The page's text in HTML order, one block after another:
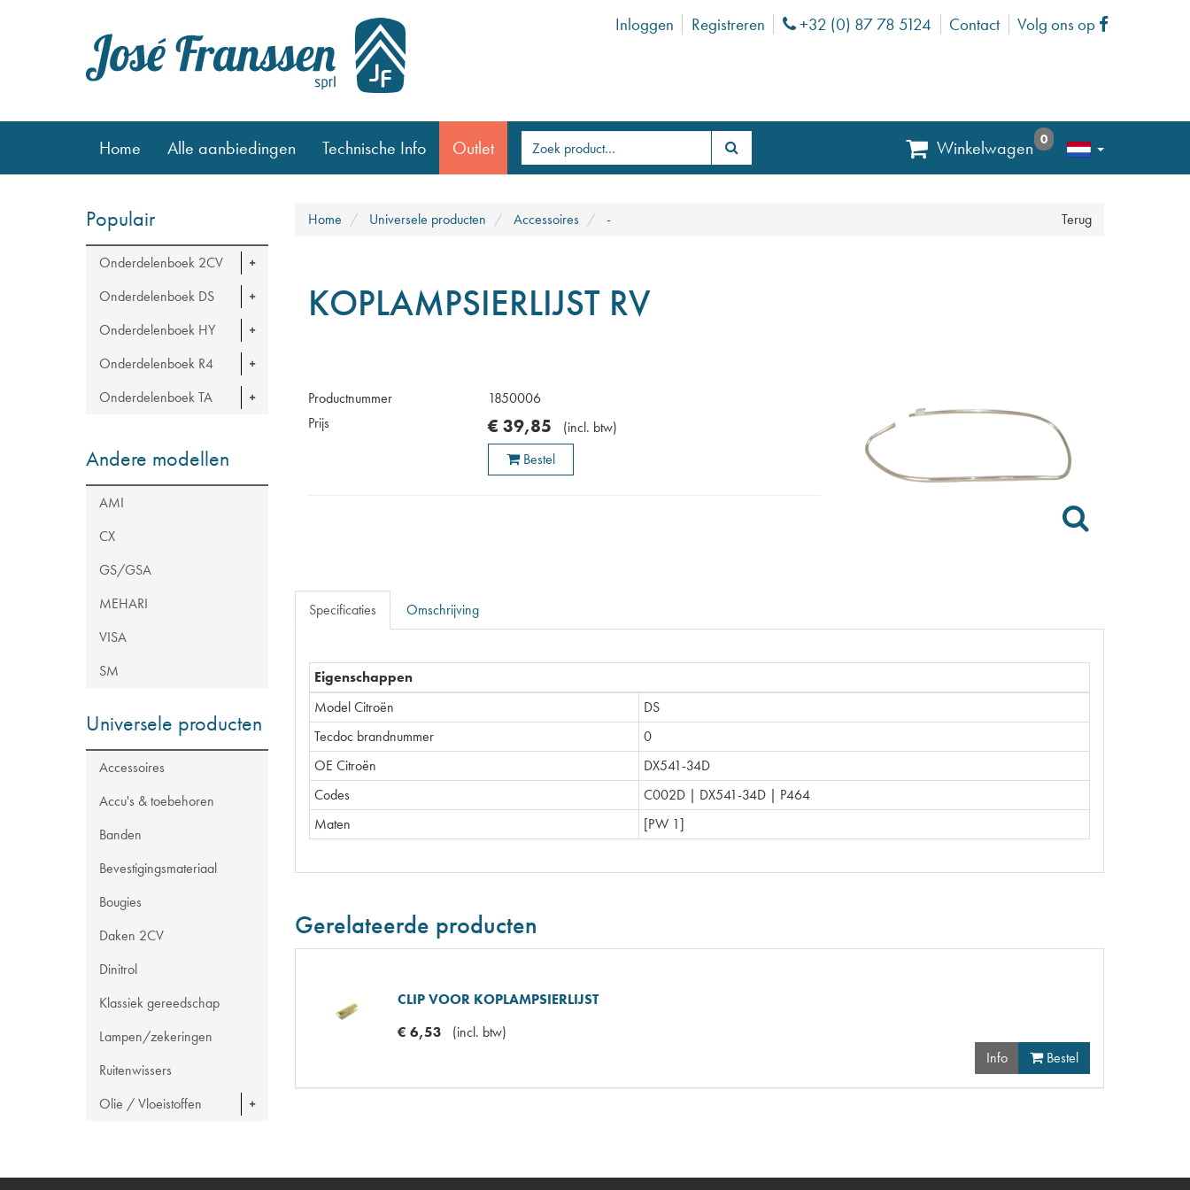
Inloggen Registreren Phone
+32 (0) 87 78 5124 Contact Volg ons op Facebook
Home Alle aanbiedingen Technische Info Outlet Winkelwagen 0
Populair
Onderdelenboek 2CV
Onderdelenboek DS
Onderdelenboek HY
Onderdelenboek R4
Onderdelenboek TA
Andere modellen
AMI
CX
GS/GSA
MEHARI
VISA
SM
Universele producten
Accessoires
Accu's & toebehoren
Banden
Bevestigingsmateriaal
Bougies
Daken 2CV
Dinitrol
Klassiek gereedschap
Lampen/zekeringen
Ruitenwissers
Olie / Vloeistoffen
Terug
Home Universele producten Accessoires -
KOPLAMPSIERLIJST RV
Productnummer
1850006
Prijs
€ 39,85 (incl. btw)
Bestel
Specificaties Omschrijving
Eigenschappen
Model Citroën
DS
Tecdoc brandnummer
0
OE Citroën
DX541-34D
Codes
C002D | DX541-34D | P464
Maten
[PW 1]
Gerelateerde producten
CLIP VOOR KOPLAMPSIERLIJST
€ 6,53 (incl. btw)
Info
Bestel